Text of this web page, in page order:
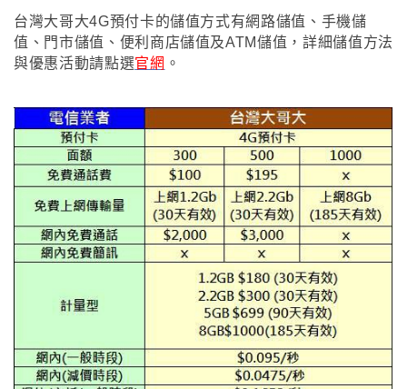
台灣大哥大4G預付卡的儲值方式有網路儲值 、手機儲
值 、門市儲值 、便利商店儲值及ATM儲值 ，詳細儲值方法
與優惠活動請點選官網 。